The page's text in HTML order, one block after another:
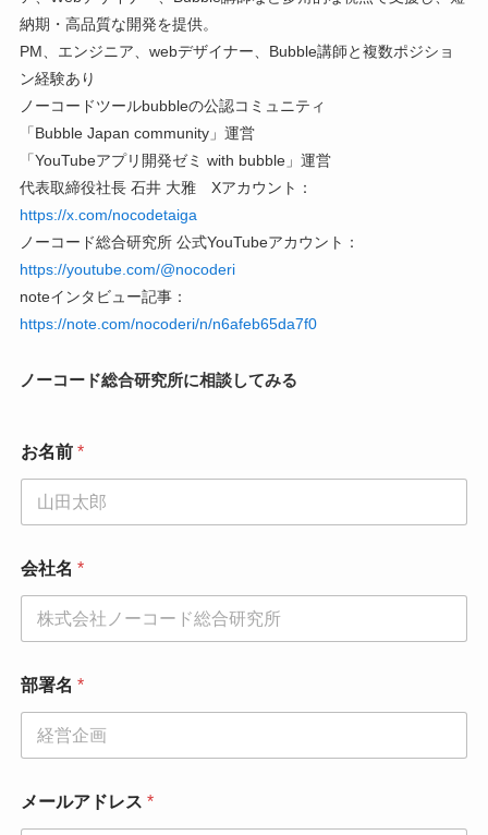
納期・高品質な開発を提供。
PM、エンジニア、webデザイナー、Bubble講師と複数ポジショ
ン経験あり
ノーコードツールbubbleの公認コミュニティ
「Bubble Japan community」運営
「YouTubeアプリ開発ゼミ with bubble」運営
代表取締役社長 石井 大雅 Xアカウント：
https://x.com/nocodetaiga
ノーコード総合研究所 公式YouTubeアカウント：
https://youtube.com/@nocoderi
noteインタビュー記事：
https://note.com/nocoderi/n/n6afeb65da7f0
ノーコード総合研究所に相談してみる
お名前 *
意
事
会社名 *
部署名 *
メールアドレス *